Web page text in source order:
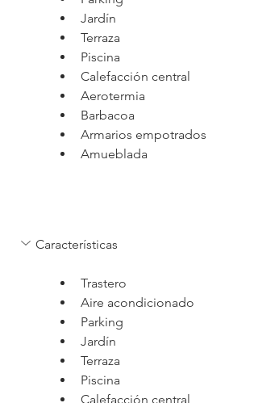
Jardín
Terraza
Piscina
Calefacción central
Aerotermia
Barbacoa
Armarios empotrados
Amueblada
Características
Trastero
Aire acondicionado
Parking
Jardín
Terraza
Piscina
Calefacción central